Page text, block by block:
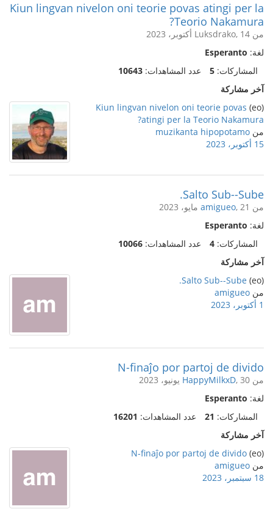
Kiun lingvan nivelon oni teorie povas atingi per la
Teorio Nakamura?
من Luksdrako, 14 أكتوبر، 2023
لغة: Esperanto
المشاركات: 5 عدد المشاهدات: 10643
آخر مشاركة
(eo)
Kiun lingvan nivelon oni teorie povas
atingi per la Teorio Nakamura?
من muzikanta hipopotamo
15 أكتوبر، 2023
Salto Sub--Sube.
من amigueo, 21 مايو، 2023
لغة: Esperanto
المشاركات: 4 عدد المشاهدات: 10066
آخر مشاركة
(eo)
Salto Sub--Sube.
من amigueo
1 أكتوبر، 2023
N-finaĵo por partoj de divido
من HappyMilkxD, 30 يونيو، 2023
لغة: Esperanto
المشاركات: 21 عدد المشاهدات: 16201
آخر مشاركة
(eo)
N-finaĵo por partoj de divido
من amigueo
18 سبتمبر، 2023